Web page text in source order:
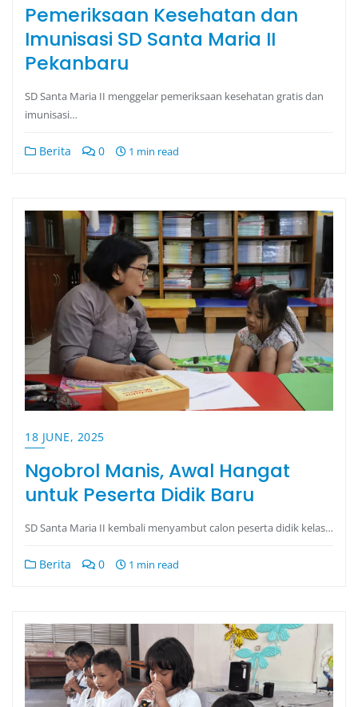
Pemeriksaan Kesehatan dan
Imunisasi SD Santa Maria II
Pekanbaru
SD Santa Maria II menggelar pemeriksaan kesehatan gratis dan
imunisasi…
Berita 0 1 min read
18 JUNE, 2025
Ngobrol Manis, Awal Hangat
untuk Peserta Didik Baru
SD Santa Maria II kembali menyambut calon peserta didik kelas…
Berita 0 1 min read